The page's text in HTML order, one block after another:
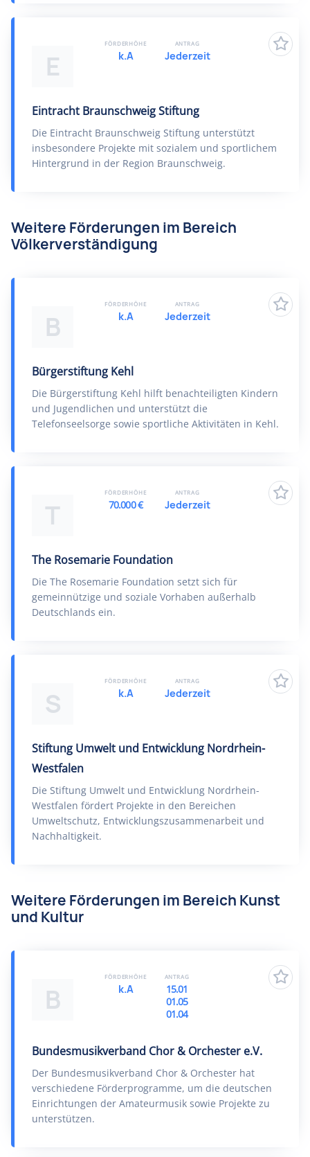
E
Eintracht Braunschweig Stiftung
Die Eintracht Braunschweig Stiftung unterstützt
insbesondere Projekte mit sozialem und sportlichem
Hintergrund in der Region Braunschweig.
FÖRDERHÖHE
k.A
ANTRAG
Jederzeit
Weitere Förderungen im Bereich
Völkerverständigung
B
Bürgerstiftung Kehl
Die Bürgerstiftung Kehl hilft benachteiligten Kindern
und Jugendlichen und unterstützt die
Telefonseelsorge sowie sportliche Aktivitäten in Kehl.
FÖRDERHÖHE
k.A
ANTRAG
Jederzeit
T
The Rosemarie Foundation
Die The Rosemarie Foundation setzt sich für
gemeinnützige und soziale Vorhaben außerhalb
Deutschlands ein.
FÖRDERHÖHE
70.000 €
ANTRAG
Jederzeit
S
Stiftung Umwelt und Entwicklung Nordrhein-
Westfalen
Die Stiftung Umwelt und Entwicklung Nordrhein-
Westfalen fördert Projekte in den Bereichen
Umweltschutz, Entwicklungszusammenarbeit und
Nachhaltigkeit.
FÖRDERHÖHE
k.A
ANTRAG
Jederzeit
Weitere Förderungen im Bereich Kunst
und Kultur
B
Bundesmusikverband Chor & Orchester e.V.
Der Bundesmusikverband Chor & Orchester hat
verschiedene Förderprogramme, um die deutschen
Einrichtungen der Amateurmusik sowie Projekte zu
unterstützen.
FÖRDERHÖHE
k.A
ANTRAG
15.01
01.05
01.04